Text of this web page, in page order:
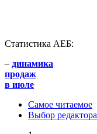
Статистика АЕБ:
– динамика
продаж
в июле
Самое читаемое
Выбор редактора